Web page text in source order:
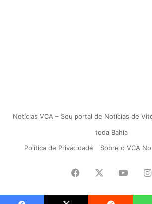
Notícias VCA – Seu portal de Notícias de
toda Bahia
Política de Privacidade
Sobre o VCA
Facebook